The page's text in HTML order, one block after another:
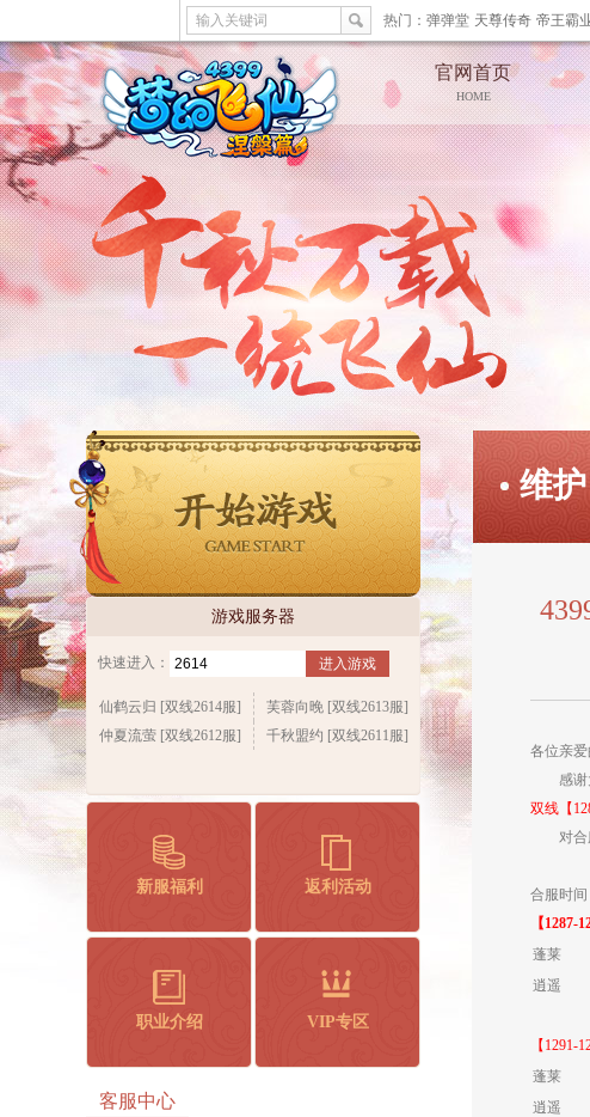
输入关键词 热门： 弹弹堂 天尊传奇 帝王霸
官网首页
HOME
游戏服务器
快速进入： 进入游戏
仙鹤云归 [双线2614服]
芙蓉向晚 [双线2613服]
仲夏流萤 [双线2612服]
千秋盟约 [双线2611服]
新服福利 返利活动
职业介绍 VIP专区
客服中心
维护
各位亲爱
感谢
双线【
对合服
合服时间
【1287-
蓬莱
逍遥
【1291-
蓬莱
逍遥